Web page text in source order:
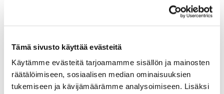
Tämä sivusto käyttää evästeitä
Käytämme evästeitä tarjoamamme sisällön ja mainosten
räätälöimiseen, sosiaalisen median ominaisuuksien
tukemiseen ja kävijämäärämme analysoimiseen. Lisäksi